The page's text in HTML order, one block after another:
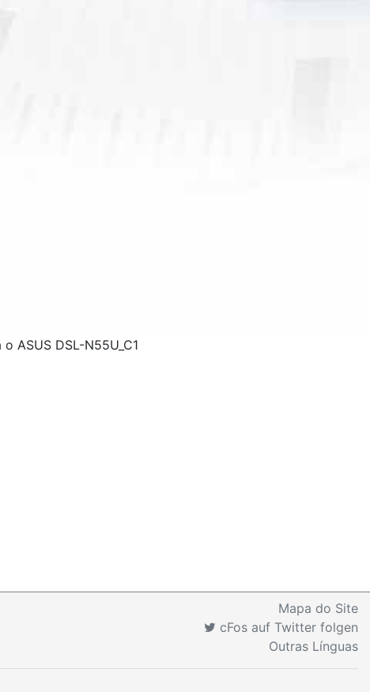
ASUS DSL-N55U_C1
Mapa do Site
cFos auf Twitter folgen
Outras Línguas